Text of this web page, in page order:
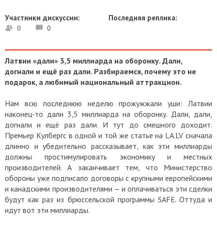
Участники дискуссии:
0 0
Последняя реплика:
Латвии «дали» 3,5 миллиарда на оборонку. Дали,
догнали и ещё раз дали. Разбираемся, почему это не
подарок, а любимый национальный аттракцион.
Нам всю последнюю неделю прожужжали уши: Латвии
наконец-то дали 3,5 миллиарда на оборонку. Дали, дали,
догнали и ещё раз дали. И тут до смешного доходит.
Премьер Кулбергс в одной и той же статье на LA.LV сначала
длинно и убедительно рассказывает, как эти миллиарды
должны простимулировать экономику и местных
производителей. А заканчивает тем, что Министерство
обороны уже подписало договоры с крупными европейскими
и канадскими производителями — и оплачиваться эти сделки
будут как раз из брюссельской программы SAFE. Оттуда и
идут вот эти миллиарды.